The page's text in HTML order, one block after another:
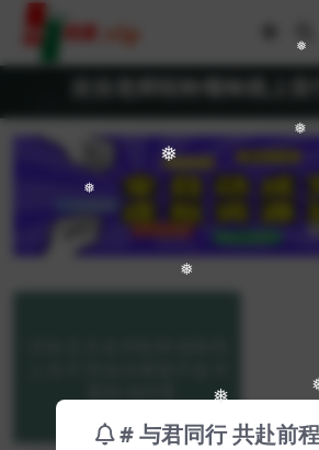
❅
❅
❅
❅
❅
吉吉老师轻聆颂钵线上音
# 与君同行 共赴前